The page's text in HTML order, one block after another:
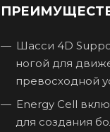
Шасси 4D
ногой для
превосходной
Energy Cell
для создания